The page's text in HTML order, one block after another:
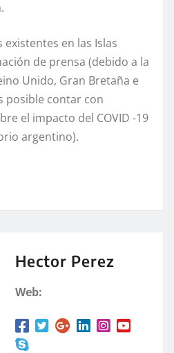
en las Islas
de prensa (debido a la
Unido, Gran Bretaña e
posible contar con
el impacto del COVID -19
argentino).
Hector Perez
Web: